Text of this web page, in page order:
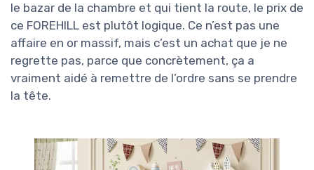
le bazar de la chambre et qui tient la route, le prix de
ce FOREHILL est plutôt logique. Ce n’est pas une
affaire en or massif, mais c’est un achat que je ne
regrette pas, parce que concrètement, ça a
vraiment aidé à remettre de l’ordre sans se prendre
la tête.